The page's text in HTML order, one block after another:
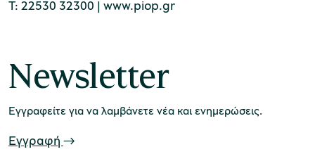
Τ: 22530 32300 | www.piop.gr
Newsletter
Εγγραφείτε για να λαμβάνετε νέα και ενημερώσεις.
Εγγραφή